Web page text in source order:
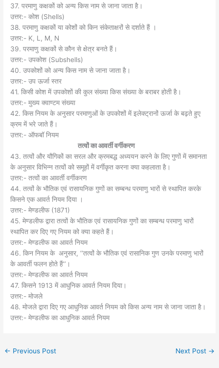
37. परमाणु कक्षकों को अन्य किस नाम से जाना जाता है।
उत्तर:- कोश (Shells)
38. परमाणु कक्षकों या कोशों को किन संकेताक्षरों से दर्शाते हैं ।
उत्तर:- K, L, M, N
39. परमाणु कक्षकों से कौन से क्षेत्र बनते हैं।
उत्तर:- उपकोश (Subshells)
40. उपकोशों को अन्य किस नाम से जाना जाता है।
उत्तर:- उप ऊर्जा स्तर
41. किसी कोश में उपकोशों की कुल संख्या किस संख्या के बराबर होती है।
उत्तर:- मुख्य क्वाण्टम संख्या
42. किस नियम के अनुसार परमाणुओं के उपकोशों में इलेक्ट्रानों ऊर्जा के बढ़ते हुए
क्रम में भरे जाते हैं।
उत्तर:- ऑफबॉ नियम
तत्वों का आवर्ती वर्गीकरण
43. तत्वों और यौगिकों का सरल और क्रमबद्ध अध्ययन करने के लिए गुणों में समानता
के अनुसार विभिन्न तत्वों को समूहों में वर्गीकृत करना क्या कहलाता है।
उत्तर:- तत्वों का आवर्ती वर्गीकरण
44. तत्वों के भौतिक एवं रासायनिक गुणों का सम्बन्ध परमाणु भारों से स्थापित करके
किसने एक आवर्त नियम दिया ।
उत्तर:- मेण्डलीफ (1871)
45. मेण्डलीफ द्वारा तत्वों के भौतिक एवं रासायनिक गुणों का सम्बन्ध परमाणु भारों
स्थापित कर दिए गए नियम को क्या कहते हैं।
उत्तर:- मेण्डलीफ का आवर्त नियम
46. किन नियम के अनुसार, ‘‘तत्वों के भौतिक एवं रासानिक गुण उनके परमाणु भारों
के आवर्ती फलन होते हैं’’।
उत्तर:- मेण्डलीफ का आवर्त नियम
47. किसने 1913 में आधुनिक आवर्त नियम दिया।
उत्तर:- मोजले
48. मोजले द्वारा दिए गए आधुनिक आवर्त नियम को किस अन्य नाम से जाना जाता है।
उत्तर:- मेण्डलीफ का आधुनिक आवर्त नियम
← Previous Post Next Post →